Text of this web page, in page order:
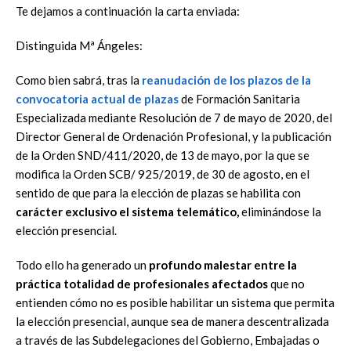
Te dejamos a continuación la carta enviada:
Distinguida Mª Ángeles:
Como bien sabrá, tras la reanudación de los plazos de la
convocatoria actual de plazasde Formación Sanitaria
Especializada mediante Resolución de 7 de mayo de 2020, del
Director General de Ordenación Profesional, y la publicación
de la Orden SND/411/2020, de 13 de mayo, por la que se
modifica la Orden SCB/ 925/2019, de 30 de agosto, en el
sentido de que para la elección de plazas se habilita con
carácter exclusivo el sistema telemático,eliminándose la
elección presencial.
Todo ello ha generado un profundo malestar entre la
práctica totalidad de profesionales afectadosque no
entienden cómo no es posible habilitar un sistema que permita
la elección presencial, aunque sea de manera descentralizada
a través de las Subdelegaciones del Gobierno, Embajadas o